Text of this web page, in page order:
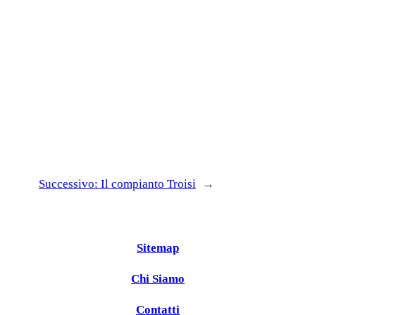
Successivo: Il compianto Troisi →
Sitemap
Chi Siamo
Contatti